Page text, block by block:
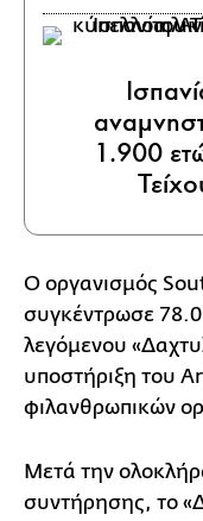
1.900
Ο οργανισμός
συγκέντρωσε
λεγόμενου
υποστήριξη του
φιλανθρωπικών
Μετά την
συντήρησης, το